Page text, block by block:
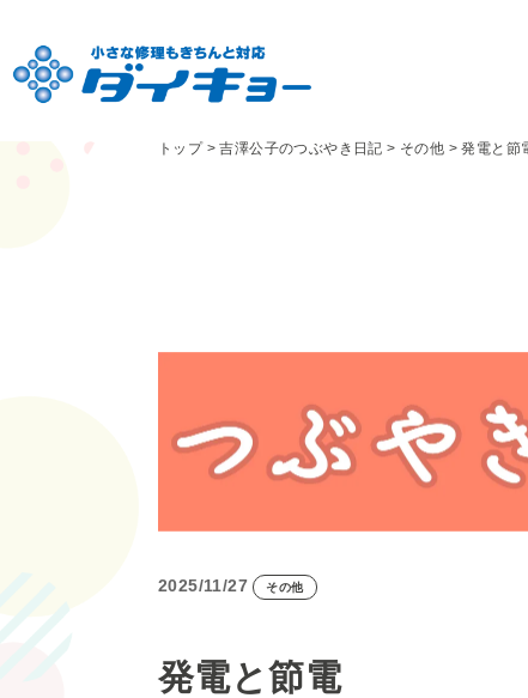
トップ>吉澤公子のつぶやき日記 > その他 >発電と節
2025/11/27 その他
発電と節電